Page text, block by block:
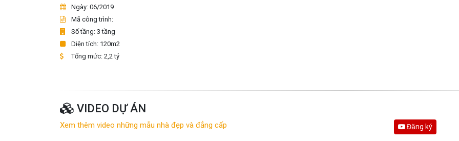
Ngày: 06/2019
Mã công trình:
Số tầng: 3 tầng
Diện tích: 120m2
Tổng mức: 2,2 tỷ
VIDEO DỰ ÁN
Xem thêm video những mẫu nhà đẹp và đẳng cấp Đăng ký